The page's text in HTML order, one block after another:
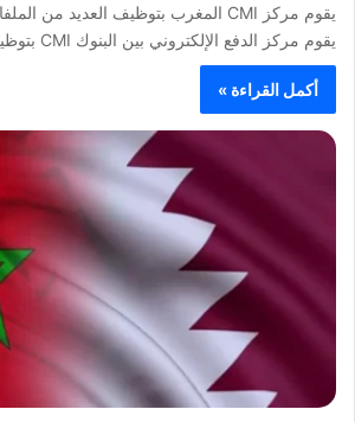
يقوم مركز الدفع الإلكتروني بين البنوك CMI بتوظيف العديد من…
أكمل القراءة »